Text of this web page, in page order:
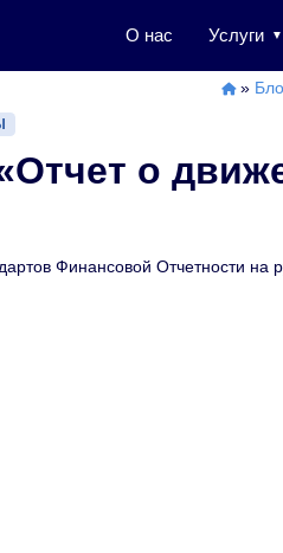
О нас Услуги
»
о
Финансовой Отчетности на